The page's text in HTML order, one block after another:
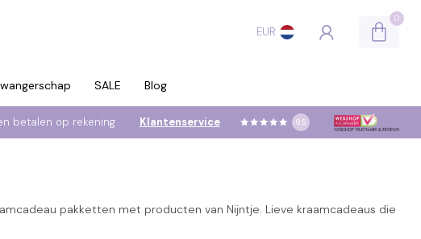
EUR
0
SALE Blog
betalen op rekening Klantenservice 9.5
pakketten met producten van Nijntje. Lieve kraamcadeaus die